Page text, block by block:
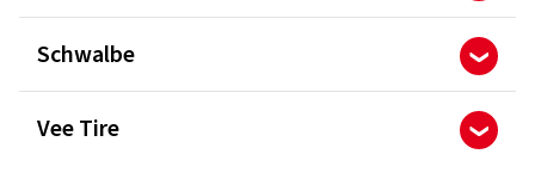
Schwalbe
Vee Tire